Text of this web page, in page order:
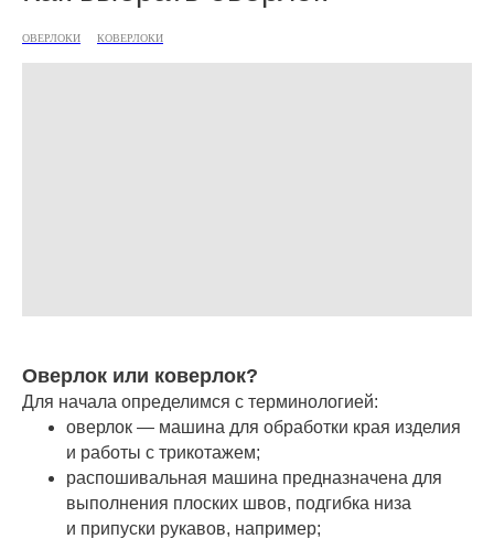
ОВЕРЛОКИ КОВЕРЛОКИ
Оверлок или коверлок?
Для начала определимся с терминологией:
оверлок — машина для обработки края изделия
и работы с трикотажем;
распошивальная машина предназначена для
выполнения плоских швов, подгибка низа
и припуски рукавов, например;